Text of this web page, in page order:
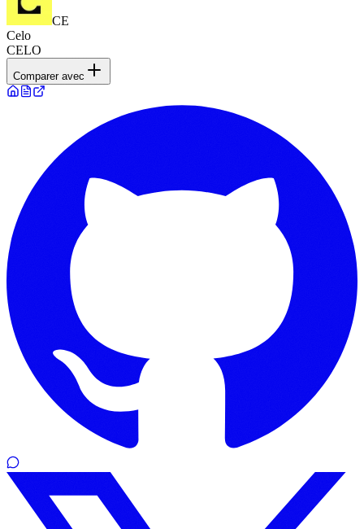
CE
Celo
CELO
Comparer avec